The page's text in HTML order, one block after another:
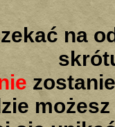
na